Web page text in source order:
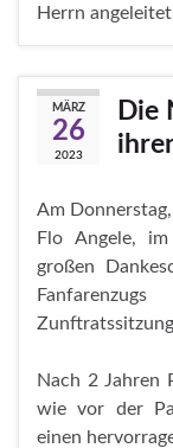
Herrn
MÄRZ
26
2023
Die
Am
Flo Angele,
großen
Nach 2 Jahren
wie vor der
einen